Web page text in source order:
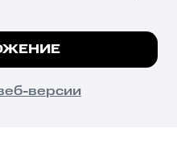
причиняет вред здоровью,
влечёт установленную
на сайте все
версии